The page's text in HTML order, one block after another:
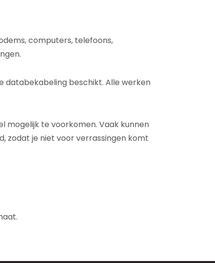
computers, telefoons,
databekabeling beschikt. Alle werken
mogelijk te voorkomen. Vaak kunnen
zodat je niet voor verrassingen komt